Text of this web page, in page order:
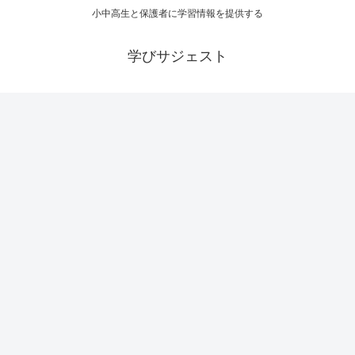
小中高生と保護者に学習情報を提供する
学びサジェスト